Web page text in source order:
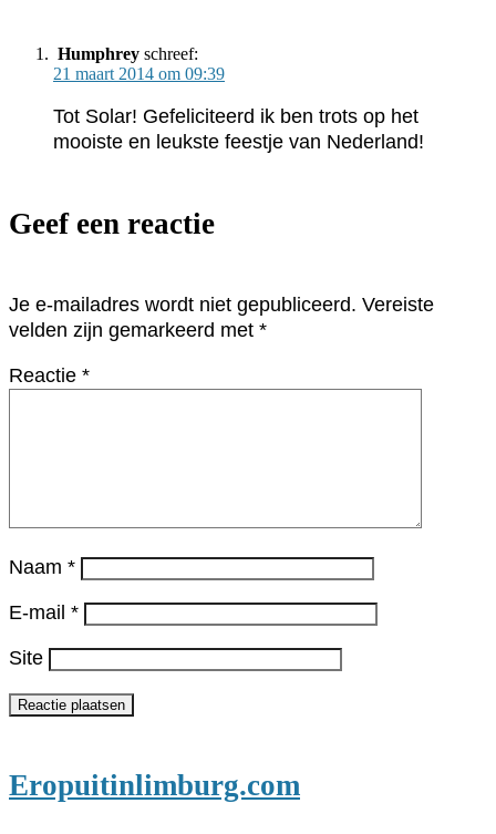
Humphrey schreef:
21 maart 2014 om 09:39
Tot Solar! Gefeliciteerd ik ben trots op het
mooiste en leukste feestje van Nederland!
Geef een reactie
Je e-mailadres wordt niet gepubliceerd. Vereiste
velden zijn gemarkeerd met *
Reactie *
Naam *
E-mail *
Site
Eropuitinlimburg.com